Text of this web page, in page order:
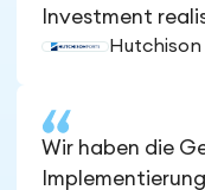
Investment
Hutchison
Wir haben die